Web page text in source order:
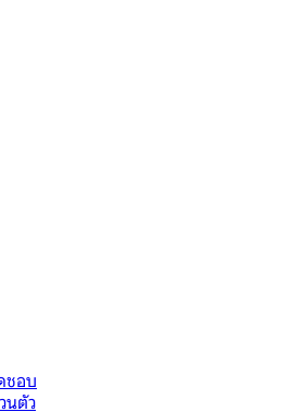
ชอบ
นตัว